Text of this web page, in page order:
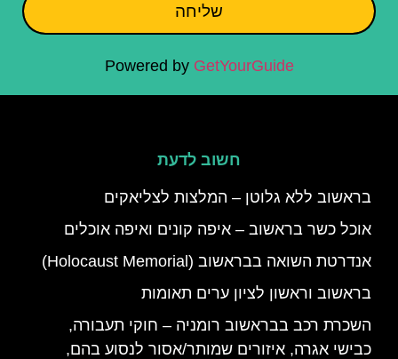
שליחה
Powered by GetYourGuide
חשוב לדעת
בראשוב ללא גלוטן – המלצות לצליאקים
אוכל כשר בראשוב – איפה קונים ואיפה אוכלים
אנדרטת השואה בבראשוב (Holocaust Memorial)
בראשוב וראשון לציון ערים תאומות
השכרת רכב בבראשוב רומניה – חוקי תעבורה,
כבישי אגרה, איזורים שמותר/אסור לנסוע בהם,